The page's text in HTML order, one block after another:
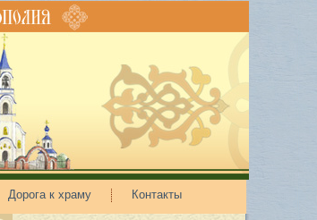
Дорога к храму Контакты